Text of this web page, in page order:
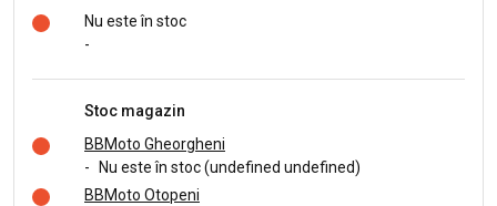
Nu este în stoc
-
Stoc magazin
BBMoto Gheorgheni
-
Nu este în stoc (undefined undefined)
BBMoto Otopeni